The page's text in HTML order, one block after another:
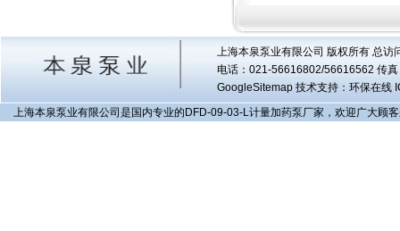
上海本泉泵业有限公司 版权所有 总访
电话：021-56616802/56616562 传
GoogleSitemap技术支持：环保在线
上海本泉泵业有限公司是国内专业的DFD-09-03-L计量加药泵厂家，欢迎广大顾